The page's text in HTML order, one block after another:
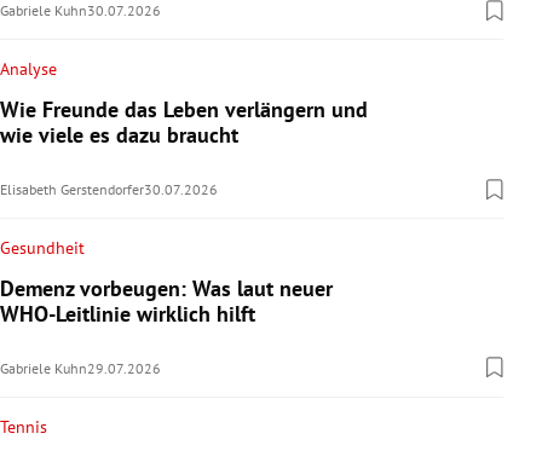
Gabriele Kuhn30.07.2026
Analyse
Wie Freunde das Leben verlängern und
wie viele es dazu braucht
Elisabeth Gerstendorfer30.07.2026
Gesundheit
Demenz vorbeugen: Was laut neuer
WHO-Leitlinie wirklich hilft
Gabriele Kuhn29.07.2026
Tennis